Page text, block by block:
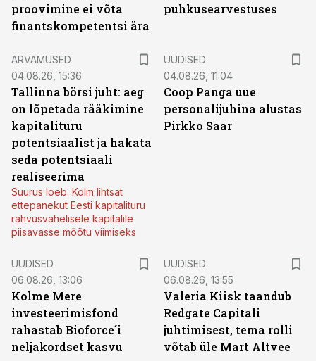
proovimine ei võta
finantskompetentsi ära
puhkusearvestuses
ARVAMUSED
04.08.26, 15:36
Tallinna börsi juht: aeg
on lõpetada rääkimine
kapitalituru
potentsiaalist ja hakata
seda potentsiaali
realiseerima
Suurus loeb. Kolm lihtsat
ettepanekut Eesti kapitalituru
rahvusvahelisele kapitalile
piisavasse mõõtu viimiseks
UUDISED
04.08.26, 11:04
Coop Panga uue
personalijuhina alustas
Pirkko Saar
UUDISED
06.08.26, 13:06
Kolme Mere
investeerimisfond
rahastab Bioforce´i
neljakordset kasvu
UUDISED
06.08.26, 13:55
Valeria Kiisk taandub
Redgate Capitali
juhtimisest, tema rolli
võtab üle Mart Altvee